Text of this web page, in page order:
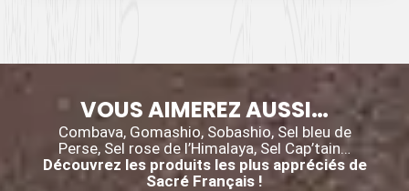
VOUS AIMEREZ AUSSI…
Combava, Gomashio, Sobashio, Sel bleu de
Perse, Sel rose de l’Himalaya, Sel Cap’tain…
Découvrez les produits les plus appréciés de
Sacré Français !